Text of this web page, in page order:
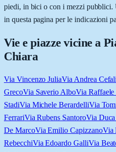
piedi, in bici o con i mezzi pubblici.
in questa pagina per le indicazioni
Vie e piazze vicine a
Chiara
Via Vincenzo JuliaVia Andrea
GrecoVia Saverio AlboVia Raffaele
StadiVia Michele BerardelliVia
FerrariVia Rubens SantoroVia
De MarcoVia Emilio CapizzanoVia
RebecchiVia Edoardo GalliVia